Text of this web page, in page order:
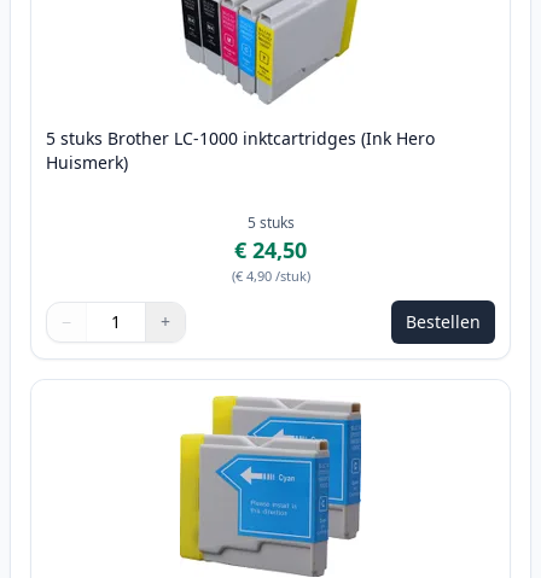
5 stuks Brother LC-1000 inktcartridges (Ink Hero
Huismerk)
5 stuks
€ 24,50
(€ 4,90 /stuk)
Aantal
Gebruik de knoppen om aan te passen
− +
Aantal 1 Bestellen